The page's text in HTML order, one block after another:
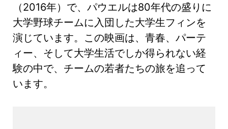
（2016年）で、パウエルは80年代の盛りに
大学野球チームに入団した大学生フィンを
演じています。この映画は、青春、パーテ
ィー、そして大学生活でしか得られない経
験の中で、チームの若者たちの旅を追って
います。